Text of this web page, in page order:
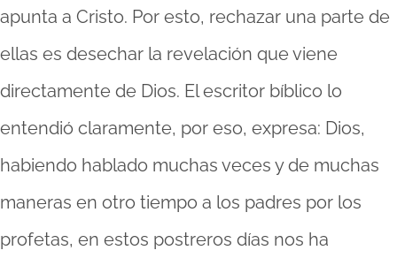
apunta a Cristo. Por esto, rechazar una parte de
ellas es desechar la revelación que viene
directamente de Dios. El escritor bíblico lo
entendió claramente, por eso, expresa: Dios,
habiendo hablado muchas veces y de muchas
maneras en otro tiempo a los padres por los
profetas, en estos postreros días nos ha